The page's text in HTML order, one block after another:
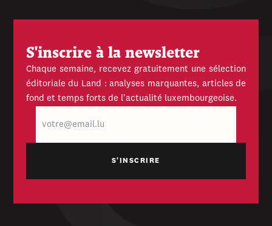
S'inscrire à la newsletter
Chaque semaine, recevez gratuitement une sélection
éditoriale du Land : analyses marquantes, articles de
fond et temps forts de l'actualité luxembourgeoise.
mail